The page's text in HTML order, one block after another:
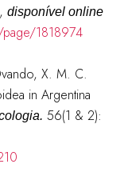
, disponível online
1818974
X. M. C.
in Argentina
56(1 & 2):